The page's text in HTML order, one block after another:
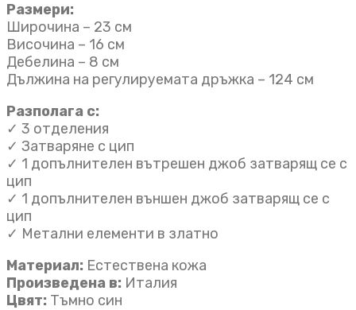
Размери:
Широчина – 23 см
Височина – 16 см
Дебелина – 8 см
Дължина на регулируемата дръжка – 124 см
Разполага с:
✓ 3 отделения
✓ Затваряне с цип
✓ 1 допълнителен вътрешен джоб затварящ се с
цип
✓ 1 допълнителен външен джоб затварящ се с
цип
✓ Метални елементи в златно
Материал: Естествена кожа
Произведена в: Италия
Цвят: Тъмно син